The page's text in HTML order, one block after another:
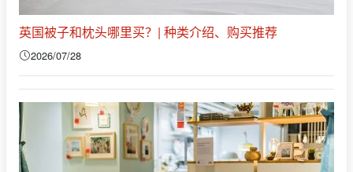
英国被子和枕头哪里买？| 种类介绍、购买推荐
2026/07/28